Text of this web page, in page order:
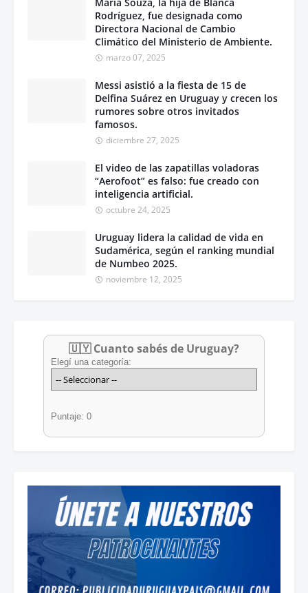
María Souza, la hija de Blanca
Rodríguez, fue designada como
Directora Nacional de Cambio
Climático del Ministerio de Ambiente.
marzo 07, 2025
Messi asistió a la fiesta de 15 de
Delfina Suárez en Uruguay y crecen los
rumores sobre otros invitados
famosos.
diciembre 27, 2025
El video de las zapatillas voladoras
“Aerofoot” es falso: fue creado con
inteligencia artificial.
octubre 24, 2025
Uruguay lidera la calidad de vida en
Sudamérica, según el ranking mundial
de Numbeo 2025.
noviembre 12, 2025
🇺🇾 Cuanto sabés de Uruguay?
Elegí una categoría:
Puntaje: 0